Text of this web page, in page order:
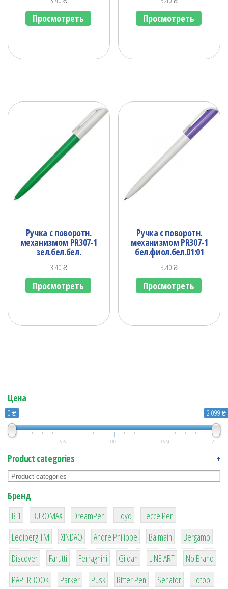
Просмотреть Просмотреть
Ручка с поворотн.
механизмом PR307-1
зел.бел.бел.
3.40₴
Просмотреть
Ручка с поворотн.
механизмом PR307-1
бел.фиол.бел.01:01
3.40₴
Просмотреть
Цена
0 ₴ 2 099 ₴
0 525 1 050 1 574 2 099
Product categories +
Бренд
B 1
1
BUROMAX
1
DreamPen
2
Floyd
2
Lecce Pen
3
Lediberg ТМ
3
XINDAO
1
Andre Philippe
4
Balmain
26
Bergamo
64
Discover
299
Farutti
4
Ferraghini
42
Gildan
4
LINE ART
90
No Brand
8
PAPERBOOK
6
Parker
2
Pusk
22
Ritter Pen
15
Senator
43
Totobi